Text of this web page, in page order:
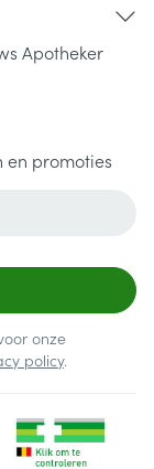
Apotheker
en promoties
onze
policy.